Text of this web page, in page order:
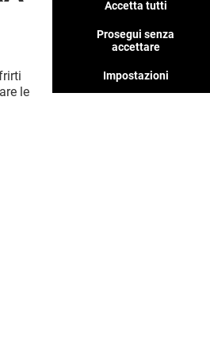
Abbiamo tanti negozi che
pensiamo ti piaceranno, non
le
Accetta tutti
Prosegui senza
accettare
Impostazioni